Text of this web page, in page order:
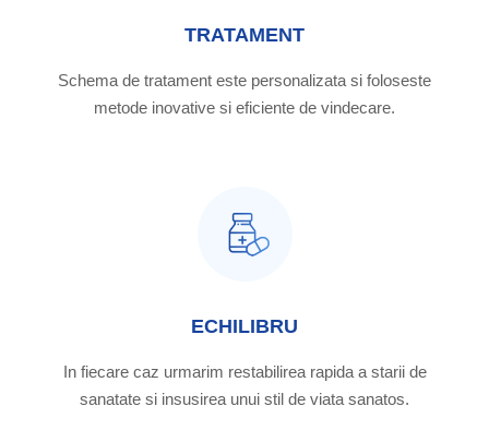
TRATAMENT
Schema de tratament este personalizata si foloseste
metode inovative si eficiente de vindecare.
ECHILIBRU
In fiecare caz urmarim restabilirea rapida a starii de
sanatate si insusirea unui stil de viata sanatos.